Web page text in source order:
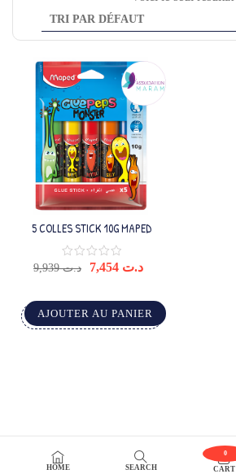
5 COLLES STICK 10G MAPED
د.ت9,939 د.ت
AJOUTER AU PANIER
HOME SEARCH
0
CART